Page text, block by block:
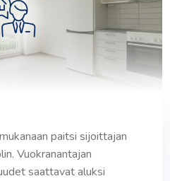
paitsi sijoittajan
Vuokranantajan
saattavat aluksi